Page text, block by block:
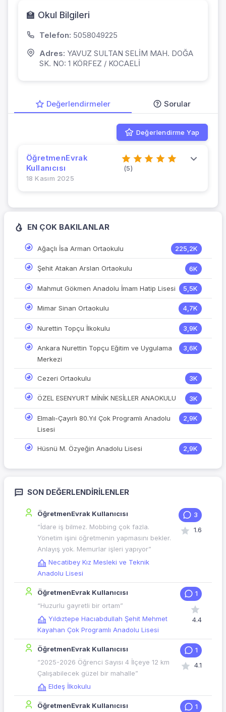
🏫 Okul Bilgileri
Telefon: 5058049225
Adres: YAVUZ SULTAN SELİM MAH. DOĞA
SK. NO: 1 KÖRFEZ / KOCAELİ
Değerlendirmeler Sorular
Değerlendirme Yap
ÖğretmenEvrak
Kullanıcısı
18 Kasım 2025
(5)
EN ÇOK BAKILANLAR
Ağaçlı İsa Arman Ortaokulu 225,2K
Şehit Atakan Arslan Ortaokulu 6K
Mahmut Gökmen Anadolu İmam Hatip Lisesi 5,5K
Mimar Sinan Ortaokulu 4,7K
Nurettin Topçu İlkokulu 3,9K
Ankara Nurettin Topçu Eğitim ve Uygulama
Merkezi
3,6K
Cezeri Ortaokulu 3K
ÖZEL ESENYURT MİNİK NESİLLER ANAOKULU 3K
Elmalı-Çayırlı 80.Yıl Çok Programlı Anadolu
Lisesi
2,9K
Hüsnü M. Özyeğin Anadolu Lisesi 2,9K
SON DEĞERLENDIRILENLER
ÖğretmenEvrak Kullanıcısı
“İdare iş bilmez. Mobbing çok fazla.
Yönetim işini öğretmenin yapmasını bekler.
Anlayış yok. Memurlar işleri yapıyor”
Necatibey Kız Mesleki ve Teknik
Anadolu Lisesi
3
1.6
ÖğretmenEvrak Kullanıcısı
“Huzurlu gayretli bir ortam”
Yıldıztepe Hacıabdullah Şehit Mehmet
Kayahan Çok Programlı Anadolu Lisesi
1
4.4
ÖğretmenEvrak Kullanıcısı
“2025-2026 Öğrenci Sayısı 4 İlçeye 12 km
Çalışabilecek güzel bir mahalle”
Eldeş İlkokulu
1
4.1
ÖğretmenEvrak Kullanıcısı 1